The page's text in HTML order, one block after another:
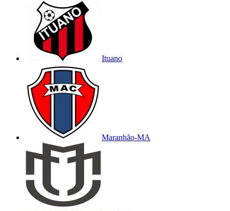
Ituano
Maranhão-MA